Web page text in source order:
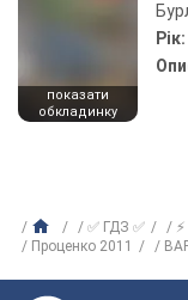
показати
обкладинку
Рік:
✅ ГДЗ ✅
Проценко 2011